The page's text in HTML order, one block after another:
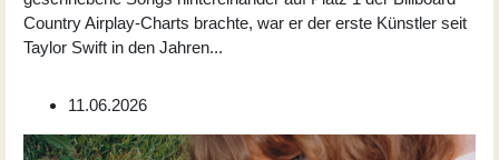
Country Airplay-Charts brachte, war er der erste Künstler seit
Taylor Swift in den Jahren...
11.06.2026